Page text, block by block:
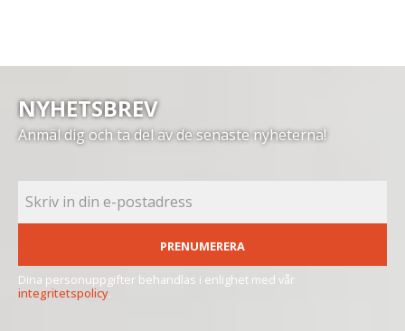
NYHETSBREV
Anmäl dig och ta del av de senaste nyheterna!
PRENUMERERA
Dina personuppgifter behandlas i enlighet med vår
integritetspolicy.